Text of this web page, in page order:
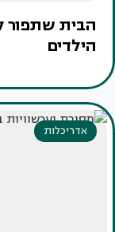
הבית שתפור
הילדים
אדריכלות